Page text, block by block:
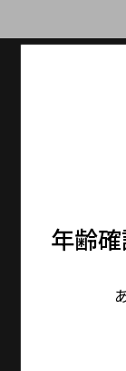
送料
（※北
1,500
13時
※メー
送とな
※年末
クレ
年齢